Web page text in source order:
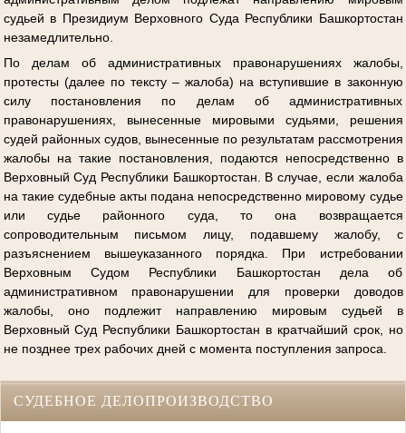
судьей в Президиум Верховного Суда Республики Башкортостан
незамедлительно.
По делам об административных правонарушениях жалобы,
протесты (далее по тексту – жалоба) на вступившие в законную
силу постановления по делам об административных
правонарушениях, вынесенные мировыми судьями, решения
судей районных судов, вынесенные по результатам рассмотрения
жалобы на такие постановления, подаются непосредственно в
Верховный Суд Республики Башкортостан. В случае, если жалоба
на такие судебные акты подана непосредственно мировому судье
или судье районного суда, то она возвращается
сопроводительным письмом лицу, подавшему жалобу, с
разъяснением вышеуказанного порядка. При истребовании
Верховным Судом Республики Башкортостан дела об
административном правонарушении для проверки доводов
жалобы, оно подлежит направлению мировым судьей в
Верховный Суд Республики Башкортостан в кратчайший срок, но
не позднее трех рабочих дней с момента поступления запроса.
СУДЕБНОЕ ДЕЛОПРОИЗВОДСТВО